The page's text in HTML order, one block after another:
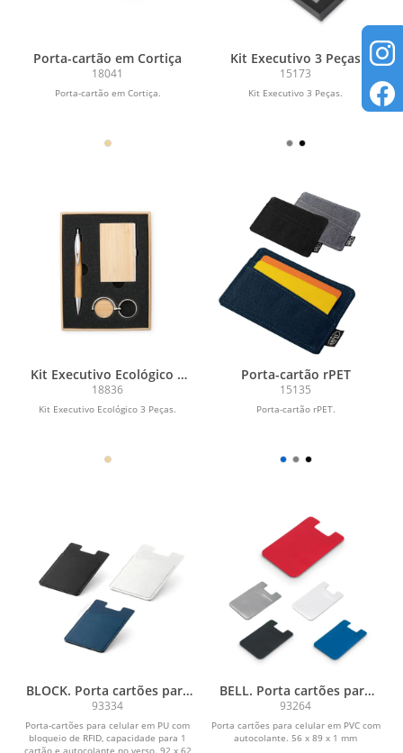
Porta-cartão em Cortiça
18041
Porta-cartão em Cortiça.
Kit Executivo 3 Peças
15173
Kit Executivo 3 Peças.
Kit Executivo Ecológico 3
Peças
18836
Kit Executivo Ecológico 3 Peças.
Porta-cartão rPET
15135
Porta-cartão rPET.
BLOCK. Porta cartões para
celular com bloqueio de
RFID em PU
93334
Porta-cartões para celular em PU com
bloqueio de RFID, capacidade para 1
cartão e autocolante no verso. 92 x 62
BELL. Porta cartões para
celular em PVC
93264
Porta cartões para celular em PVC com
autocolante. 56 x 89 x 1 mm